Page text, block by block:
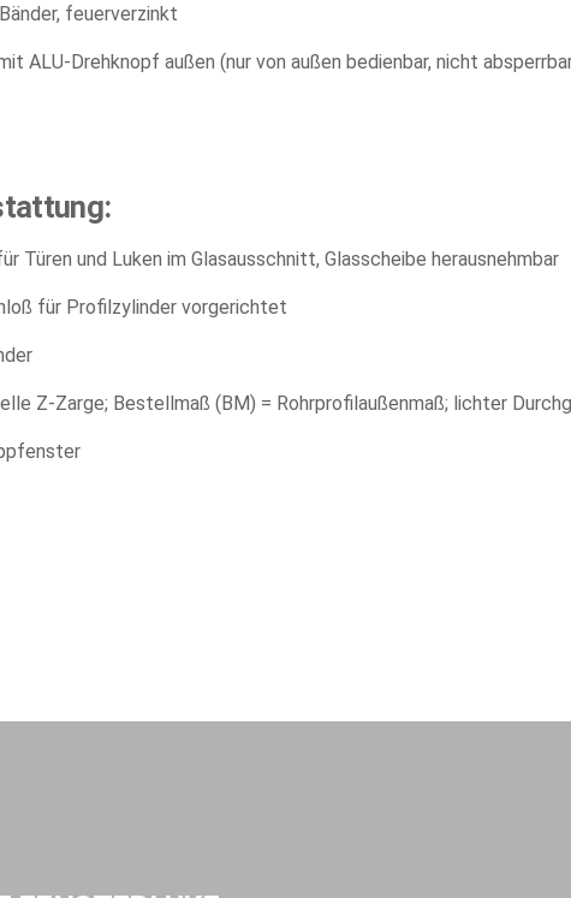
feuerverzinkt
ALU-Drehknopf außen (nur von außen bedienbar, nicht
Türen und Luken im Glasausschnitt, Glasscheibe herausnehmbar
für Profilzylinder vorgerichtet
Z-Zarge; Bestellmaß (BM) = Rohrprofilaußenmaß; lichter